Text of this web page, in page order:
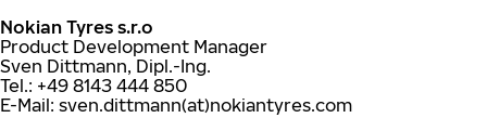
Nokian Tyres s.r.o
Product Development Manager
Sven Dittmann, Dipl.-Ing.
Tel.: +49 8143 444 850
E-Mail: sven.dittmann(at)nokiantyres.com